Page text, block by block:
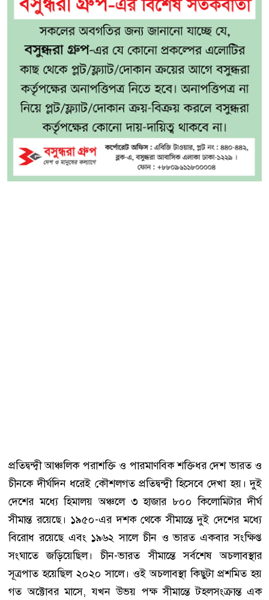
প্রতিদ্বন্দ্বী আঞ্চলিক পরাশক্তি ও পারমাণবিক শক্তিধর দেশ ভারত ও
চীনকে দীর্ঘদিন ধরেই কৌশলগত প্রতিদ্বন্দ্বী হিসেবে দেখা হয়। দুই
দেশের মধ্যে হিমালয় অঞ্চলে ৩ হাজার ৮০০ কিলোমিটার দীর্ঘ
সীমান্ত রয়েছে। ১৯৫০-এর দশক থেকে সীমান্তে দুই দেশের মধ্যে
বিরোধ রয়েছে এবং ১৯৬২ সালে চীন ও ভারত একবার সংক্ষিপ্ত
সংঘাতে জড়িয়েছিল। চীন-ভারত সীমান্তে সর্বশেষ অচলাবস্থার
সূত্রপাত হয়েছিল ২০২০ সালে। ওই অচলাবস্থা কিছুটা প্রশমিত হয়
গত অক্টোবর মাসে, যখন উভয় পক্ষ সীমান্তে টহলসংক্রান্ত এক